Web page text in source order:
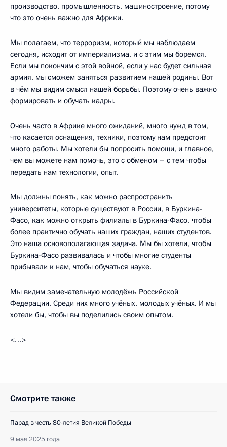
производство, промышленность, машиностроение, потому
что это очень важно для Африки.
Мы полагаем, что терроризм, который мы наблюдаем
сегодня, исходит от империализма, и с этим мы боремся.
Если мы покончим с этой войной, если у нас будет сильная
армия, мы сможем заняться развитием нашей родины. Вот
в чём мы видим смысл нашей борьбы. Поэтому очень важно
формировать и обучать кадры.
Очень часто в Африке много ожиданий, много нужд в том,
что касается оснащения, техники, поэтому нам предстоит
много работы. Мы хотели бы попросить помощи, и главное,
чем вы можете нам помочь, это с обменом – с тем чтобы
передать нам технологии, опыт.
Мы должны понять, как можно распространить
университеты, которые существуют в России, в Буркина-
Фасо, как можно открыть филиалы в Буркина-Фасо, чтобы
более практично обучать наших граждан, наших студентов.
Это наша основополагающая задача. Мы бы хотели, чтобы
Буркина-Фасо развивалась и чтобы многие студенты
прибывали к нам, чтобы обучаться науке.
Мы видим замечательную молодёжь Российской
Федерации. Среди них много учёных, молодых учёных. И мы
хотели бы, чтобы вы поделились своим опытом.
<…>
Смотрите также
Парад в честь 80-летия Великой Победы
9 мая 2025 года